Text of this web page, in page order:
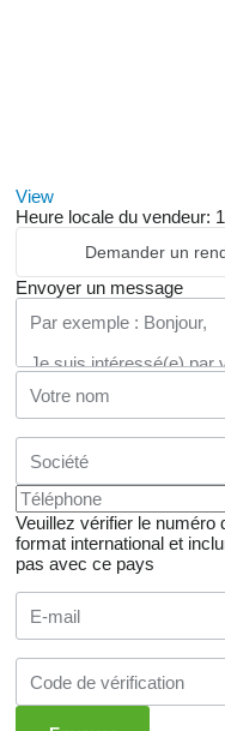
View
Heure locale du vendeur:
Demander un
Envoyer un message
Veuillez vérifier le numéro
format international et
pas avec ce pays